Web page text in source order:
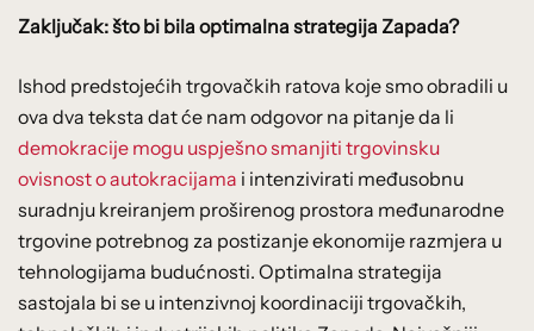
Zaključak: što bi bila optimalna strategija Zapada?
Ishod predstojećih trgovačkih ratova koje smo obradili u
ova dva teksta dat će nam odgovor na pitanje da li
demokracije mogu uspješno smanjiti trgovinsku
ovisnost o autokracijama i intenzivirati međusobnu
suradnju kreiranjem proširenog prostora međunarodne
trgovine potrebnog za postizanje ekonomije razmjera u
tehnologijama budućnosti. Optimalna strategija
sastojala bi se u intenzivnoj koordinaciji trgovačkih,